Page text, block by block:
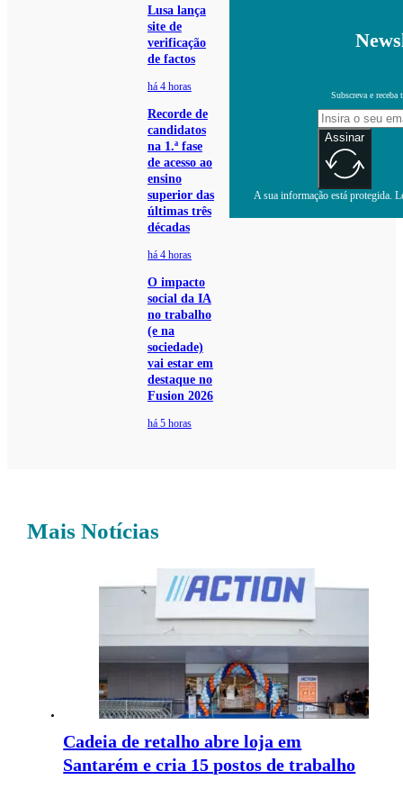
Lusa lança
site de
verificação
de factos
há 4 horas
Recorde de
candidatos
na 1.ª fase
de acesso ao
ensino
superior das
últimas três
décadas
há 4 horas
O impacto
social da IA
no trabalho
(e na
sociedade)
vai estar em
destaque no
Fusion 2026
há 5 horas
Subscreva e receba
Assinar
A sua informação está protegida.
Mais Notícias
Cadeia de retalho abre loja em
Santarém e cria 15 postos de trabalho